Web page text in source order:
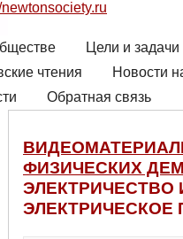
Цели и
чтения
Новости
Обратная связь
ФИЗИЧЕСКИХ
ЭЛЕКТРИЧЕСТВО
ЭЛЕКТРИЧЕСКОЕ